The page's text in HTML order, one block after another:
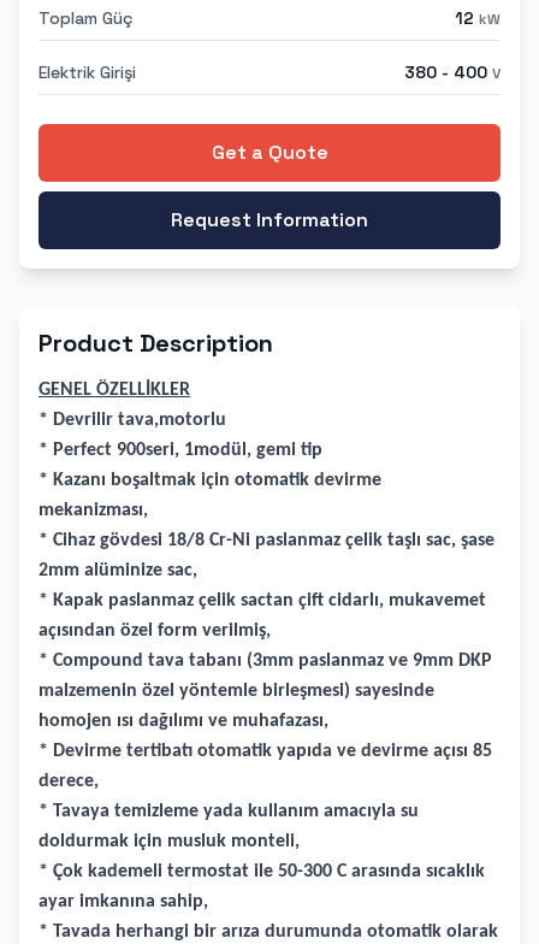
Toplam Güç 12 kW
Elektrik Girişi 380 - 400 V
Get a Quote
Request Information
Product Description
GENEL ÖZELLİKLER
* Devrilir tava,motorlu
* Perfect 900seri, 1modül, gemi tip
* Kazanı boşaltmak için otomatik devirme
mekanizması,
* Cihaz gövdesi 18/8 Cr-Ni paslanmaz çelik taşlı sac, şase
2mm alüminize sac,
* Kapak paslanmaz çelik sactan çift cidarlı, mukavemet
açısından özel form verilmiş,
* Compound tava tabanı (3mm paslanmaz ve 9mm DKP
malzemenin özel yöntemle birleşmesi) sayesinde
homojen ısı dağılımı ve muhafazası,
* Devirme tertibatı otomatik yapıda ve devirme açısı 85
derece,
* Tavaya temizleme yada kullanım amacıyla su
doldurmak için musluk monteli,
* Çok kademeli termostat ile 50-300 C arasında sıcaklık
ayar imkanına sahip,
* Tavada herhangi bir arıza durumunda otomatik olarak